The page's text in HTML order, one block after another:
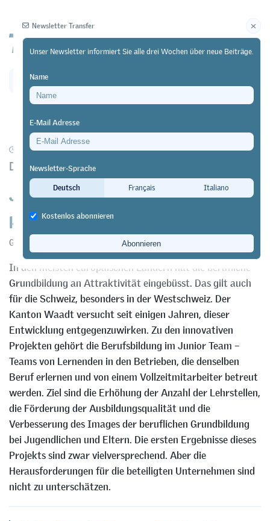
24/08/23 Praxis https://doi.org/10.64829/9483
Der Kanton Waadt will die Berufsbildung stärken
Junior Team als Alternative zum
klassischen dualen Modell
Guillaume Ruiz
In den meisten europäischen Ländern hat die berufliche
Grundbildung an Attraktivität eingebüsst. Das gilt auch
für die Schweiz, besonders in der Westschweiz. Der
Kanton Waadt versucht seit einigen Jahren, dieser
Entwicklung entgegenzuwirken. Zu den innovativen
Projekten gehört die Berufsbildung im Junior Team –
Teams von Lernenden in den Betrieben, die denselben
Beruf erlernen und von einem Vollzeitmitarbeiter betreut
werden. Ziel sind die Erhöhung der Anzahl der Lehrstellen,
die Förderung der Ausbildungsqualität und die
Verbesserung des Images der beruflichen Grundbildung
bei Jugendlichen und Eltern. Die ersten Ergebnisse dieses
Projekts sind zwar vielversprechend. Aber die
Herausforderungen für die beteiligten Unternehmen sind
nicht zu unterschätzen.
Newsletter Transfer
Unser Newsletter informiert Sie alle drei Wochen über neue Beiträge.
Name
E-Mail Adresse
Newsletter-Sprache
Deutsch
Français Italiano
Kostenlos abonnieren